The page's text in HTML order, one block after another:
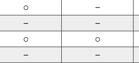
○ －
－ －
○ ○
－ －